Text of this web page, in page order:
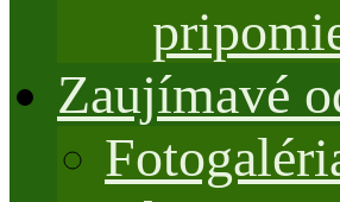
Zaujímavé